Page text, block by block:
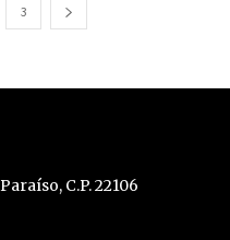
3
C.P. 22106